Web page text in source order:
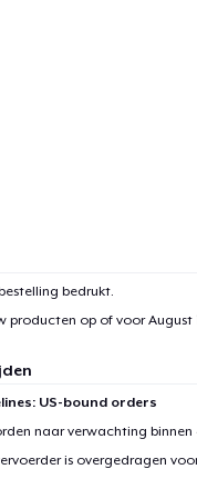
bedrukt.
producten op of voorAugust
US-bound orders
naar verwachting
is overgedragen